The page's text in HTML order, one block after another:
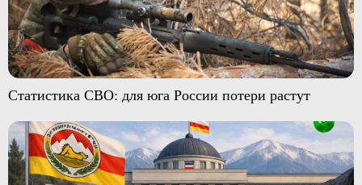
Статистика СВО: для юга России потери растут